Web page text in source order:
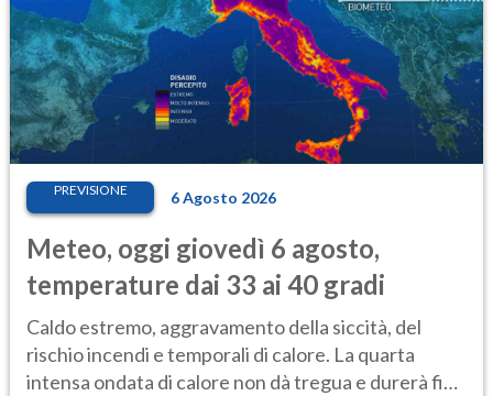
PREVISIONE 6 Agosto 2026
Meteo, oggi giovedì 6 agosto,
temperature dai 33 ai 40 gradi
Caldo estremo, aggravamento della siccità, del
rischio incendi e temporali di calore. La quarta
intensa ondata di calore non dà tregua e durerà fino